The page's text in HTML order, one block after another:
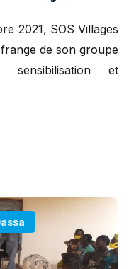
2021, SOS Villages
de son groupe
et